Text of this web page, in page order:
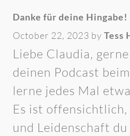
Danke für deine Hingabe!
October 22, 2023 by Tess
Liebe Claudia,
deinen Podcast
lerne jedes Mal
Es ist
und Leidenschaft